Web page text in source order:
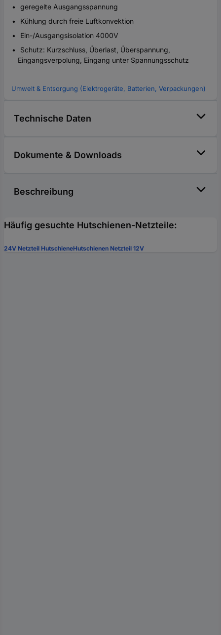
geregelte Ausgangsspannung
Kühlung durch freie Luftkonvektion
Ein-/Ausgangsisolation 4000V
Schutz: Kurzschluss, Überlast, Überspannung,
Eingangsverpolung, Eingang unter Spannungsschutz
Umwelt & Entsorgung (Elektrogeräte, Batterien, Verpackungen)
Technische Daten
Dokumente & Downloads
Beschreibung
Häufig gesuchte Hutschienen-Netzteile:
24V Netzteil HutschieneHutschienen Netzteil 12V